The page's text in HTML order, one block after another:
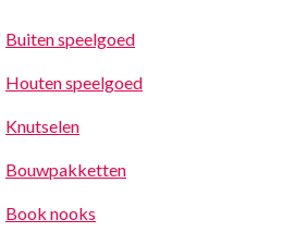
Buiten speelgoed
Houten speelgoed
Knutselen
Bouwpakketten
Book nooks